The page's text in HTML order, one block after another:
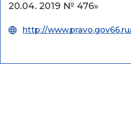
20.04. 2019 № 476»
http://